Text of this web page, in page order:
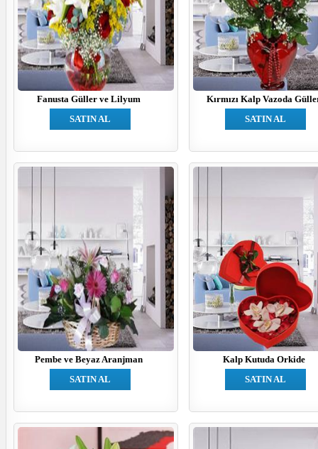
Fanusta Güller ve Lilyum
SATIN AL
Kırmızı Kalp Vazoda
SATIN AL
Pembe ve Beyaz Aranjman
SATIN AL
Kalp Kutuda Orkide
SATIN AL